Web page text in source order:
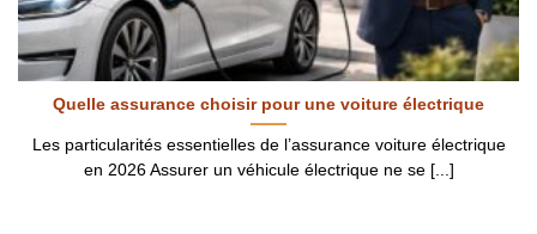
Quelle assurance choisir pour une voiture électrique
Les particularités essentielles de l’assurance voiture électrique
en 2026 Assurer un véhicule électrique ne se [...]